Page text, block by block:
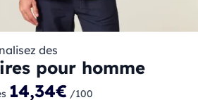
des
pour homme
14,34€ /100